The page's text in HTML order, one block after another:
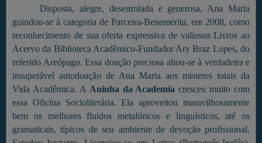
Disposta, alegre, desenrolada e generosa, Ana Maria
guindou-se à categoria de Parceira-Benemérita, em 2008, como
reconhecimento de sua oferta expressiva de valiosos Livros ao
Acervo da Biblioteca Acadêmico-Fundador Ary Braz Lopes, do
referido Areópago. Essa doação preciosa aliou-se à verdadeira e
insuperável autodoação de Ana Maria aos misteres totais da
Vida Acadêmica. A Aninha da Academia cresceu muito com
essa Oficina Socioliterária. Ela aproveitou maravilhosamente
bem os melhores fluidos metafóricos e linguísticos, até os
gramaticais, típicos de seu ambiente de devoção profissional.